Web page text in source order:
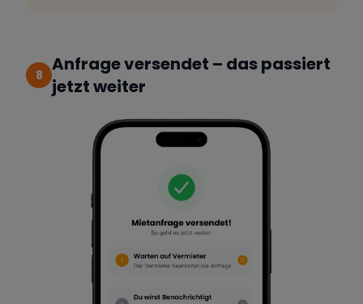
8 Anfrage versendet – das passiert
jetzt weiter